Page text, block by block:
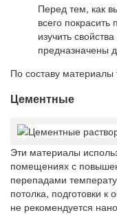
Перед тем, как
всего
изучить
предназначены
По составу
Цементные
Эти материалы
помещениях с
перепадами
потолка, подготовки к
не рекомендуется